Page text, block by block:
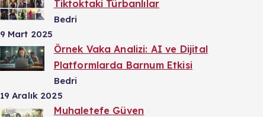
Tiktoktaki Türbanlılar
Bedri
9 Mart 2025
Örnek Vaka Analizi: AI ve Dijital
Platformlarda Barnum Etkisi
Bedri
19 Aralık 2025
Muhaletefe Güven